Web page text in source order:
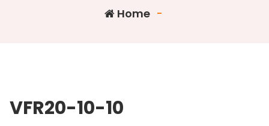
Home -
VFR20-10-10